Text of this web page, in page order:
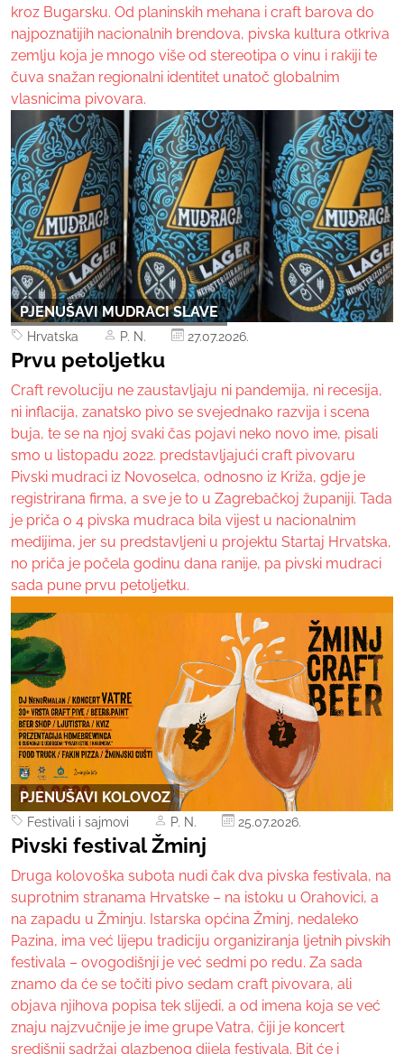
kroz Bugarsku. Od planinskih mehana i craft barova do
najpoznatijih nacionalnih brendova, pivska kultura otkriva
zemlju koja je mnogo više od stereotipa o vinu i rakiji te
čuva snažan regionalni identitet unatoč globalnim
vlasnicima pivovara.
PJENUŠAVI MUDRACI SLAVE
Hrvatska P. N. 27.07.2026.
Prvu petoljetku
Craft revoluciju ne zaustavljaju ni pandemija, ni recesija,
ni inflacija, zanatsko pivo se svejednako razvija i scena
buja, te se na njoj svaki čas pojavi neko novo ime, pisali
smo u listopadu 2022. predstavljajući craft pivovaru
Pivski mudraci iz Novoselca, odnosno iz Križa, gdje je
registrirana firma, a sve je to u Zagrebačkoj županiji. Tada
je priča o 4 pivska mudraca bila vijest u nacionalnim
medijima, jer su predstavljeni u projektu Startaj Hrvatska,
no priča je počela godinu dana ranije, pa pivski mudraci
sada pune prvu petoljetku.
PJENUŠAVI KOLOVOZ
Festivali i sajmovi P. N. 25.07.2026.
Pivski festival Žminj
Druga kolovoška subota nudi čak dva pivska festivala, na
suprotnim stranama Hrvatske – na istoku u Orahovici, a
na zapadu u Žminju. Istarska općina Žminj, nedaleko
Pazina, ima već lijepu tradiciju organiziranja ljetnih pivskih
festivala – ovogodišnji je već sedmi po redu. Za sada
znamo da će se točiti pivo sedam craft pivovara, ali
objava njihova popisa tek slijedi, a od imena koja se već
znaju najzvučnije je ime grupe Vatra, čiji je koncert
središnji sadržaj glazbenog dijela festivala. Bit će i